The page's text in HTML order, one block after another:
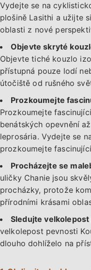
Vydejte se na
plošině Lasithi a užijte
oblasti z nové
Objevte skryté
Objevte tiché kouzlo
přístupná pouze lodí
útočiště od rušného
Prozkoumejte
Prozkoumejte
benátských opevnění
leprosária. Vydejte se
prozkoumejte
Procházejte se
uličky Chanie jsou
procházky, protože
přírodními krásami
Sledujte
velkolepost pevnosti
dlouho dohlíželo na